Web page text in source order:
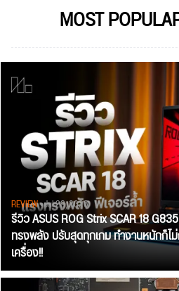
MOST
REVIEW• Jul 28, 2026
รีวิว ASUS ROG Strix SCAR 18
ทรงพลัง ปรับสุดทุกเกม ทำงานหนักก็ไ
เครื่อง!!